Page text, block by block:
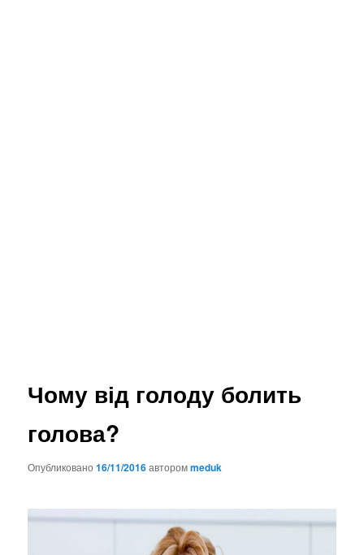
Чому від голоду болить
голова?
Опубликовано16/11/2016авторомmeduk